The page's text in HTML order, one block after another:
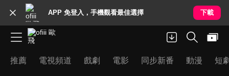
APP 免登入，手機觀看最佳選擇 下載
推薦 電視頻道 戲劇 電影 同步新番 動漫 短